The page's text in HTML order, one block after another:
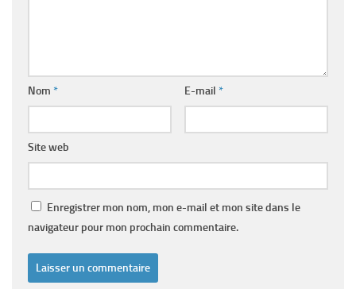
Nom * E-mail *
Site web
Enregistrer mon nom, mon e-mail et mon site dans le
navigateur pour mon prochain commentaire.